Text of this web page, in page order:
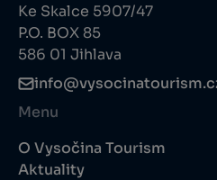
Ke Skalce 5907/47
P.O. BOX 85
586 01 Jihlava
Menu
O Vysočina Tourism
Aktuality